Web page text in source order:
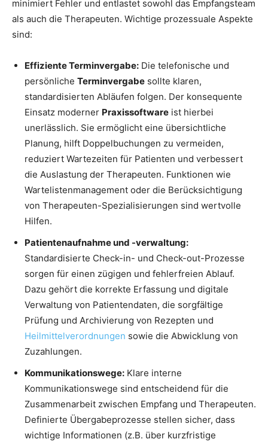
minimiert Fehler und entlastet sowohl das Empfangsteam
als auch die Therapeuten. Wichtige prozessuale Aspekte
sind:
Effiziente Terminvergabe: Die telefonische und
persönliche Terminvergabe sollte klaren,
standardisierten Abläufen folgen. Der konsequente
Einsatz moderner Praxissoftware ist hierbei
unerlässlich. Sie ermöglicht eine übersichtliche
Planung, hilft Doppelbuchungen zu vermeiden,
reduziert Wartezeiten für Patienten und verbessert
die Auslastung der Therapeuten. Funktionen wie
Wartelistenmanagement oder die Berücksichtigung
von Therapeuten-Spezialisierungen sind wertvolle
Hilfen.
Patientenaufnahme und -verwaltung:
Standardisierte Check-in- und Check-out-Prozesse
sorgen für einen zügigen und fehlerfreien Ablauf.
Dazu gehört die korrekte Erfassung und digitale
Verwaltung von Patientendaten, die sorgfältige
Prüfung und Archivierung von Rezepten und
Heilmittelverordnungen sowie die Abwicklung von
Zuzahlungen.
Kommunikationswege: Klare interne
Kommunikationswege sind entscheidend für die
Zusammenarbeit zwischen Empfang und Therapeuten.
Definierte Übergabeprozesse stellen sicher, dass
wichtige Informationen (z.B. über kurzfristige